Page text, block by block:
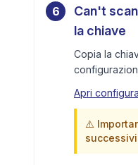
6
Can't
la chiave
Copia la
Apri
⚠️